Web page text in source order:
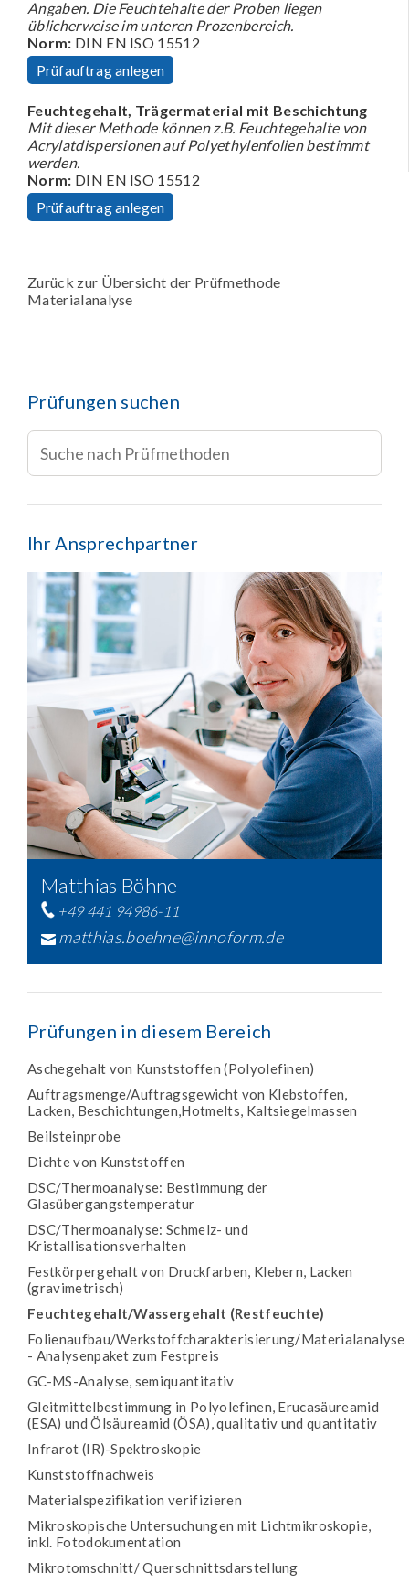
Angaben. Die Feuchtehalte der Proben liegen
üblicherweise im unteren Prozenbereich.
Norm: DIN EN ISO 15512
Prüfauftrag anlegen
Feuchtegehalt, Trägermaterial mit Beschichtung
Mit dieser Methode können z.B. Feuchtegehalte von
Acrylatdispersionen auf Polyethylenfolien bestimmt
werden.
Norm: DIN EN ISO 15512
Prüfauftrag anlegen
Zurück zur Übersicht der Prüfmethode
Materialanalyse
Prüfungen suchen
Ihr Ansprechpartner
Matthias Böhne
+49 441 94986-11
matthias.boehne@innoform.de
Prüfungen in diesem Bereich
Aschegehalt von Kunststoffen (Polyolefinen)
Auftragsmenge/Auftragsgewicht von Klebstoffen,
Lacken, Beschichtungen,Hotmelts, Kaltsiegelmassen
Beilsteinprobe
Dichte von Kunststoffen
DSC/Thermoanalyse: Bestimmung der
Glasübergangstemperatur
DSC/Thermoanalyse: Schmelz- und
Kristallisationsverhalten
Festkörpergehalt von Druckfarben, Klebern, Lacken
(gravimetrisch)
Feuchtegehalt/Wassergehalt (Restfeuchte)
Folienaufbau/Werkstoffcharakterisierung/Materialanalyse
- Analysenpaket zum Festpreis
GC-MS-Analyse, semiquantitativ
Gleitmittelbestimmung in Polyolefinen, Erucasäureamid
(ESA) und Ölsäureamid (ÖSA), qualitativ und quantitativ
Infrarot (IR)-Spektroskopie
Kunststoffnachweis
Materialspezifikation verifizieren
Mikroskopische Untersuchungen mit Lichtmikroskopie,
inkl. Fotodokumentation
Mikrotomschnitt/ Querschnittsdarstellung